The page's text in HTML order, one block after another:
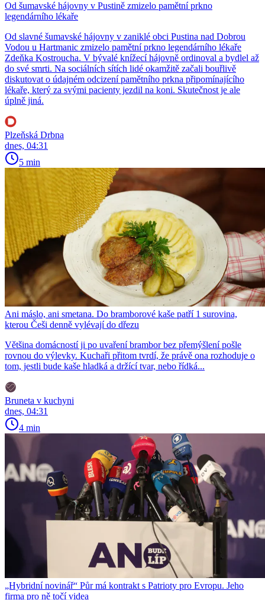
Od šumavské hájovny v Pustině zmizelo pamětní prkno
legendárního lékaře
Od slavné šumavské hájovny v zaniklé obci Pustina nad Dobrou
Vodou u Hartmanic zmizelo pamětní prkno legendárního lékaře
Zdeňka Kostroucha. V bývalé knížecí hájovně ordinoval a bydlel až
do své smrti. Na sociálních sítích lidé okamžitě začali bouřlivě
diskutovat o údajném odcizení pamětního prkna připomínajícího
lékaře, který za svými pacienty jezdil na koni. Skutečnost je ale
úplně jiná.
Plzeňská Drbna
dnes, 04:31
5 min
Ani máslo, ani smetana. Do bramborové kaše patří 1 surovina,
kterou Češi denně vylévají do dřezu
Většina domácností ji po uvaření brambor bez přemýšlení pošle
rovnou do výlevky. Kuchaři přitom tvrdí, že právě ona rozhoduje o
tom, jestli bude kaše hladká a držící tvar, nebo řídká...
Bruneta v kuchyni
dnes, 04:31
4 min
„Hybridní novinář“ Půr má kontrakt s Patrioty pro Evropu. Jeho
firma pro ně točí videa